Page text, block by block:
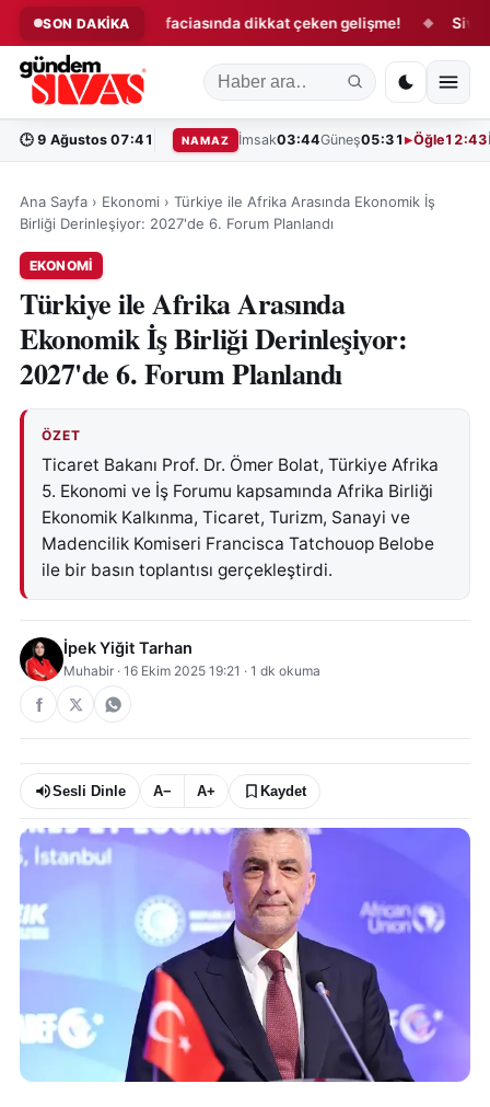
SON DAKİKA
◆ Ermenek faciasında dikkat çeken gelişme! ◆ Sivas’ta
🕒 9 Ağustos 07:41 NAMAZ İmsak03:44Güneş05:31 Öğle12:43
Ana Sayfa › Ekonomi › Türkiye ile Afrika Arasında Ekonomik İş
Birliği Derinleşiyor: 2027'de 6. Forum Planlandı
EKONOMI
Türkiye ile Afrika Arasında
Ekonomik İş Birliği Derinleşiyor:
2027'de 6. Forum Planlandı
ÖZET
Ticaret Bakanı Prof. Dr. Ömer Bolat, Türkiye Afrika
5. Ekonomi ve İş Forumu kapsamında Afrika Birliği
Ekonomik Kalkınma, Ticaret, Turizm, Sanayi ve
Madencilik Komiseri Francisca Tatchouop Belobe
ile bir basın toplantısı gerçekleştirdi.
İpek Yiğit Tarhan
Muhabir · 16 Ekim 2025 19:21 · 1 dk okuma
Sesli Dinle A− A+ Kaydet